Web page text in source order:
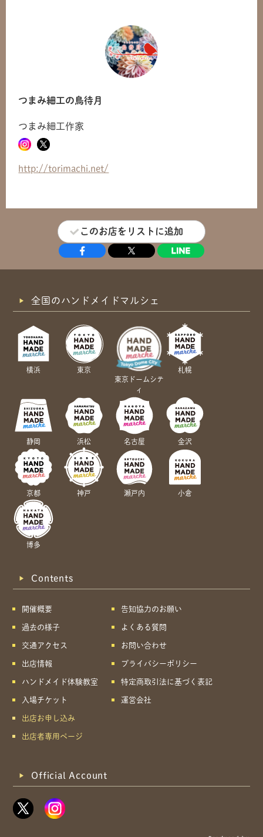
つまみ細工の鳥待月
つまみ細工作家
http://torimachi.net/
このお店をリストに追加
全国のハンドメイドマルシェ
横浜
東京
東京ドームシテ
ィ
札幌
静岡 浜松 名古屋 金沢
京都 神戸 瀬戸内 小倉
博多
Contents
開催概要
過去の様子
交通アクセス
出店情報
ハンドメイド体験教室
入場チケット
出店お申し込み
出店者専用ページ
告知協力のお願い
よくある質問
お問い合わせ
プライバシーポリシー
特定商取引法に基づく表記
運営会社
Official Account